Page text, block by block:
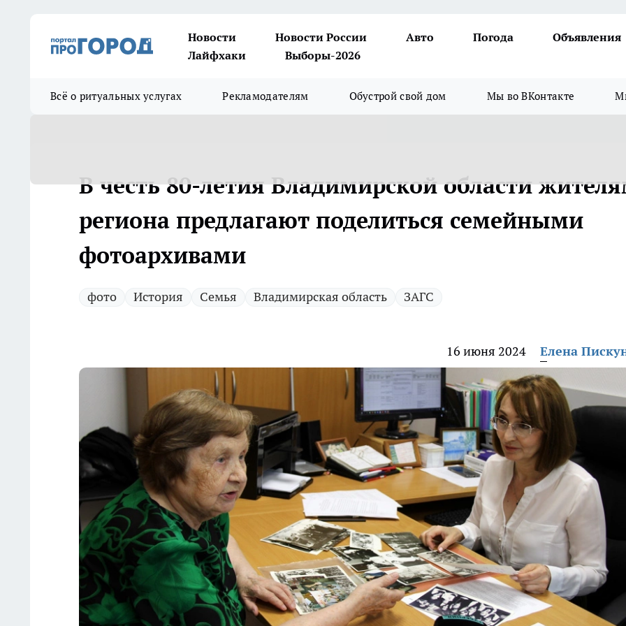
Новости Новости России Авто Погода
Объявления
Лайфхаки
Выборы-2026
Всё о ритуальных услугах Рекламодателям Обустрой свой дом Мы во ВКонтакте
В честь 80-летия Владимирской области
региона предлагают поделиться семейными
фотоархивами
фото История Семья Владимирская область ЗАГС
16 июня 2024 Елена